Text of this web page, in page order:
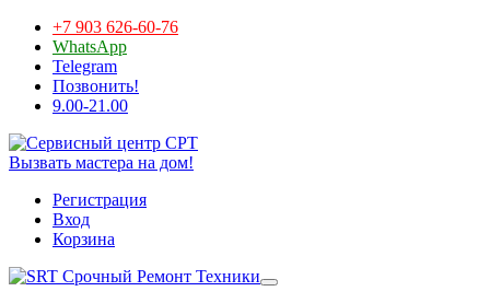
+7 903 626-60-76
WhatsApp
Telegram
Позвонить!
9.00-21.00
Вызвать мастера на дом!
Регистрация
Вход
Корзина
Срочный Ремонт Техники